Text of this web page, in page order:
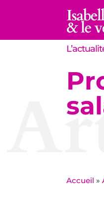
Accueil »